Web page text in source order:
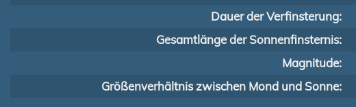
Dauer der Verfinsterung:
Gesamtlänge der Sonnenfinsternis:
Magnitude:
Größenverhältnis zwischen Mond und Sonne: